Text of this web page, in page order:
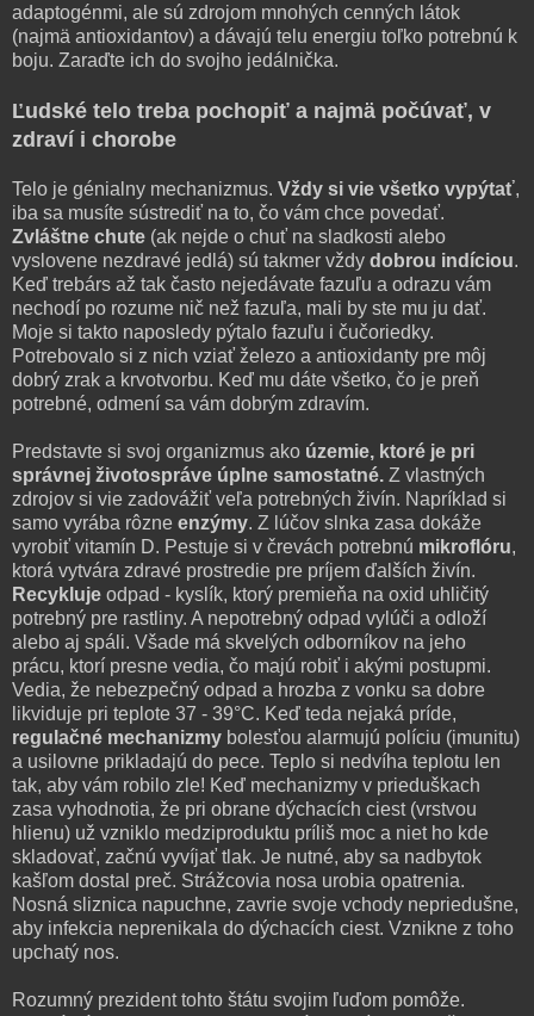
adaptogénmi, ale sú zdrojom mnohých cenných látok
(najmä antioxidantov) a dávajú telu energiu toľko potrebnú k
boju. Zaraďte ich do svojho jedálnička.
Ľudské telo treba pochopiť a najmä počúvať, v
zdraví i chorobe
Telo je génialny mechanizmus. Vždy si vie všetko vypýtať,
iba sa musíte sústrediť na to, čo vám chce povedať.
Zvláštne chute (ak nejde o chuť na sladkosti alebo
vyslovene nezdravé jedlá) sú takmer vždy dobrou indíciou.
Keď trebárs až tak často nejedávate fazuľu a odrazu vám
nechodí po rozume nič než fazuľa, mali by ste mu ju dať.
Moje si takto naposledy pýtalo fazuľu i čučoriedky.
Potrebovalo si z nich vziať železo a antioxidanty pre môj
dobrý zrak a krvotvorbu. Keď mu dáte všetko, čo je preň
potrebné, odmení sa vám dobrým zdravím.
Predstavte si svoj organizmus ako územie, ktoré je pri
správnej životospráve úplne samostatné. Z vlastných
zdrojov si vie zadovážiť veľa potrebných živín. Napríklad si
samo vyrába rôzne enzýmy. Z lúčov slnka zasa dokáže
vyrobiť vitamín D. Pestuje si v črevách potrebnú mikroflóru,
ktorá vytvára zdravé prostredie pre príjem ďalších živín.
Recykluje odpad - kyslík, ktorý premieňa na oxid uhličitý
potrebný pre rastliny. A nepotrebný odpad vylúči a odloží
alebo aj spáli. Všade má skvelých odborníkov na jeho
prácu, ktorí presne vedia, čo majú robiť i akými postupmi.
Vedia, že nebezpečný odpad a hrozba z vonku sa dobre
likviduje pri teplote 37 - 39°C. Keď teda nejaká príde,
regulačné mechanizmy bolesťou alarmujú políciu (imunitu)
a usilovne prikladajú do pece. Teplo si nedvíha teplotu len
tak, aby vám robilo zle! Keď mechanizmy v prieduškach
zasa vyhodnotia, že pri obrane dýchacích ciest (vrstvou
hlienu) už vzniklo medziproduktu príliš moc a niet ho kde
skladovať, začnú vyvíjať tlak. Je nutné, aby sa nadbytok
kašľom dostal preč. Strážcovia nosa urobia opatrenia.
Nosná sliznica napuchne, zavrie svoje vchody nepriedušne,
aby infekcia neprenikala do dýchacích ciest. Vznikne z toho
upchatý nos.
Rozumný prezident tohto štátu svojim ľuďom pomôže.